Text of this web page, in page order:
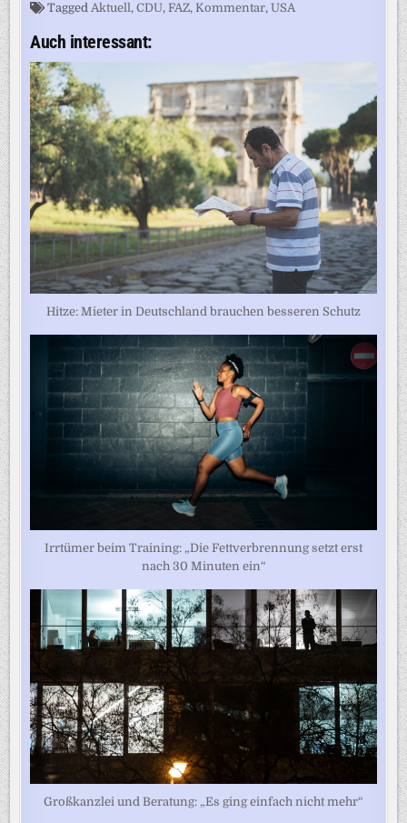
TaggedAktuell,CDU,FAZ,Kommentar,USA
Auch interessant:
Hitze: Mieter in Deutschland brauchen besseren Schutz
Irrtümer beim Training: „Die Fettverbrennung setzt erst
nach 30 Minuten ein“
Großkanzlei und Beratung: „Es ging einfach nicht mehr“